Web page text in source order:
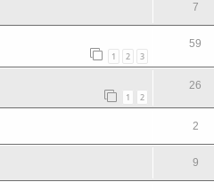
7
1 2 3
59
1 2
26
2
9